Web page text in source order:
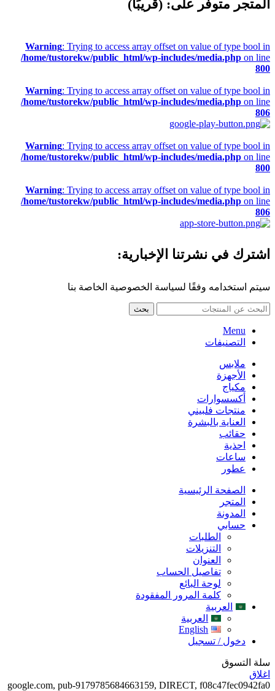
المتجر متوفر على: (قريبًا)
Warning: Trying to access array offset on value of type bool in
/home/tustorekw/public_html/wp-includes/media.php on line
800
Warning: Trying to access array offset on value of type bool in
/home/tustorekw/public_html/wp-includes/media.php on line
806
Warning: Trying to access array offset on value of type bool in
/home/tustorekw/public_html/wp-includes/media.php on line
800
Warning: Trying to access array offset on value of type bool in
/home/tustorekw/public_html/wp-includes/media.php on line
806
اشترك في نشرتنا الإخبارية:
سيتم استخدامه وفقًا لسياسة الخصوصية الخاصة بنا
بحث
Menu
التصنيفات
ملابس
الأجهزة
مكياج
أكسسوارات
منتجات فلبيني
العناية بالبشرة
حقائب
احذية
ساعات
عطور
الصفحة الرئيسية
المتجر
المدونة
حسابي
الطلبات
التنزيلات
العنوان
تفاصيل الحساب
لوحة البائع
كلمة المرور المفقودة
العربية
العربية
English
دخول / تسجيل
سلة التسوق
اغلاق
google.com, pub-9179785684663159, DIRECT, f08c47fec0942fa0